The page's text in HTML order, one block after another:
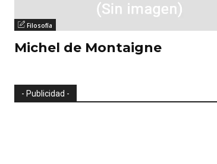
Filosofía
Michel de Montaigne
- Publicidad -